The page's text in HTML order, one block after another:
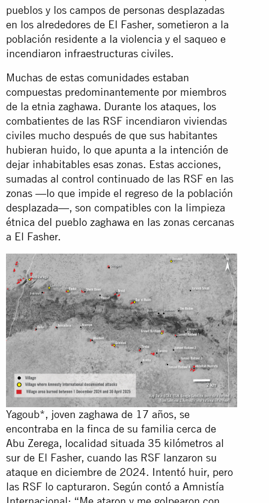
pueblos y los campos de personas desplazadas
en los alrededores de El Fasher, sometieron a la
población residente a la violencia y el saqueo e
incendiaron infraestructuras civiles.
Muchas de estas comunidades estaban
compuestas predominantemente por miembros
de la etnia zaghawa. Durante los ataques, los
combatientes de las RSF incendiaron viviendas
civiles mucho después de que sus habitantes
hubieran huido, lo que apunta a la intención de
dejar inhabitables esas zonas. Estas acciones,
sumadas al control continuado de las RSF en las
zonas —lo que impide el regreso de la población
desplazada—, son compatibles con la limpieza
étnica del pueblo zaghawa en las zonas cercanas
a El Fasher.
Yagoub*, joven zaghawa de 17 años, se
encontraba en la finca de su familia cerca de
Abu Zerega, localidad situada 35 kilómetros al
sur de El Fasher, cuando las RSF lanzaron su
ataque en diciembre de 2024. Intentó huir, pero
las RSF lo capturaron. Según contó a Amnistía